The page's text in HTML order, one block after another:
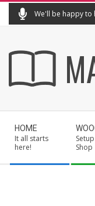
We'll be happy to
Navigation
Menu
HOME
It all starts
here!
Shop